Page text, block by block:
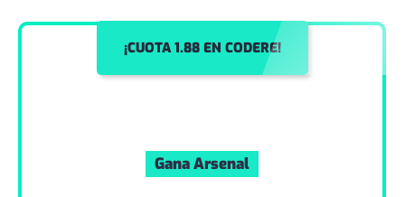
¡CUOTA 1.88 EN CODERE!